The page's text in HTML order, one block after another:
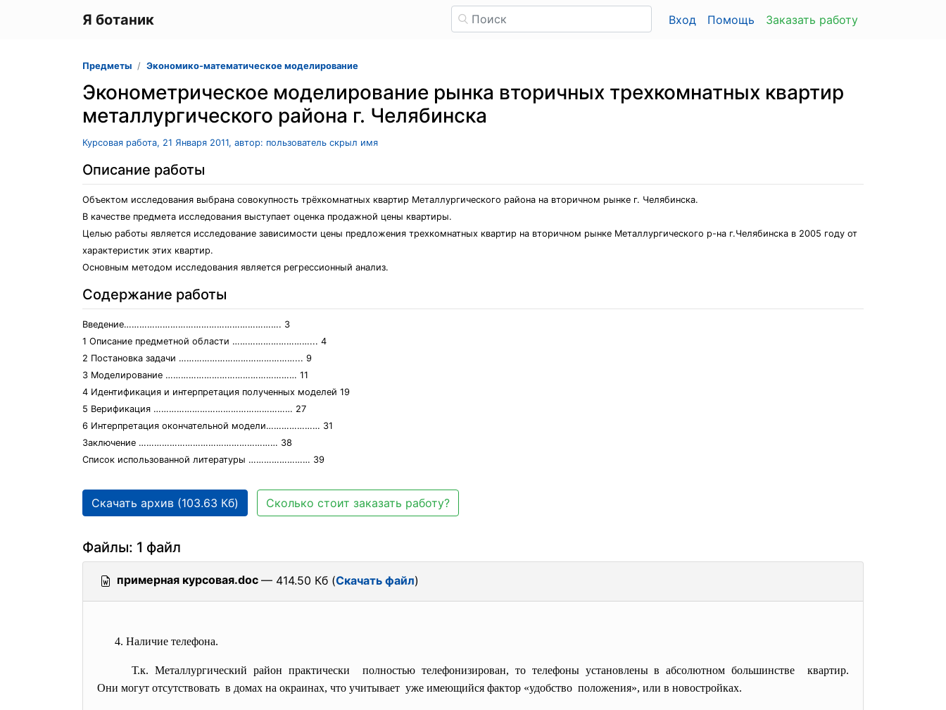
Я ботаник Вход Помощь Заказать работу
Предметы Экономико-математическое моделирование
Эконометрическое моделирование рынка вторичных трехкомнатных квартир
металлургического района г. Челябинска
Курсовая работа, 21 Января 2011, автор: пользователь скрыл имя
Описание работы
Объектом исследования выбрана совокупность трёхкомнатных квартир Металлургического района на вторичном рынке г. Челябинска.
В качестве предмета исследования выступает оценка продажной цены квартиры.
Целью работы является исследование зависимости цены предложения трехкомнатных квартир на вторичном рынке Металлургического р-на г.Челябинска в 2005 году от
характеристик этих квартир.
Основным методом исследования является регрессионный анализ.
Содержание работы
Введение……………………………………………………. 3
1 Описание предметной области …………………………... 4
2 Постановка задачи ………………………………………... 9
3 Моделирование …………………………………………… 11
4 Идентификация и интерпретация полученных моделей 19
5 Верификация ……………………………………………… 27
6 Интерпретация окончательной модели………………… 31
Заключение ……………………………………………… 38
Список использованной литературы …………………… 39
Скачать архив (103.63 Кб) Сколько стоит заказать работу?
Файлы: 1 файл
примерная курсовая.doc — 414.50 Кб (Скачать файл)
4. Наличие телефона.
Т.к. Металлургический район практически полностью телефонизирован, то телефоны установлены в абсолютном большинстве квартир.
Они могут отсутствовать в домах на окраинах, что учитывает уже имеющийся фактор «удобство положения», или в новостройках.